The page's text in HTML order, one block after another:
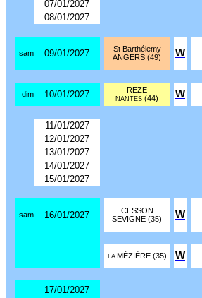
07/01/2027
08/01/2027
sam 09/01/2027
St Barthélemy
ANGERS (49)
W
dim 10/01/2027 REZE
NANTES (44) W
11/01/2027
12/01/2027
13/01/2027
14/01/2027
15/01/2027
sam 16/01/2027
CESSON
SEVIGNE (35)
W
LA MÉZIÈRE (35) W
17/01/2027